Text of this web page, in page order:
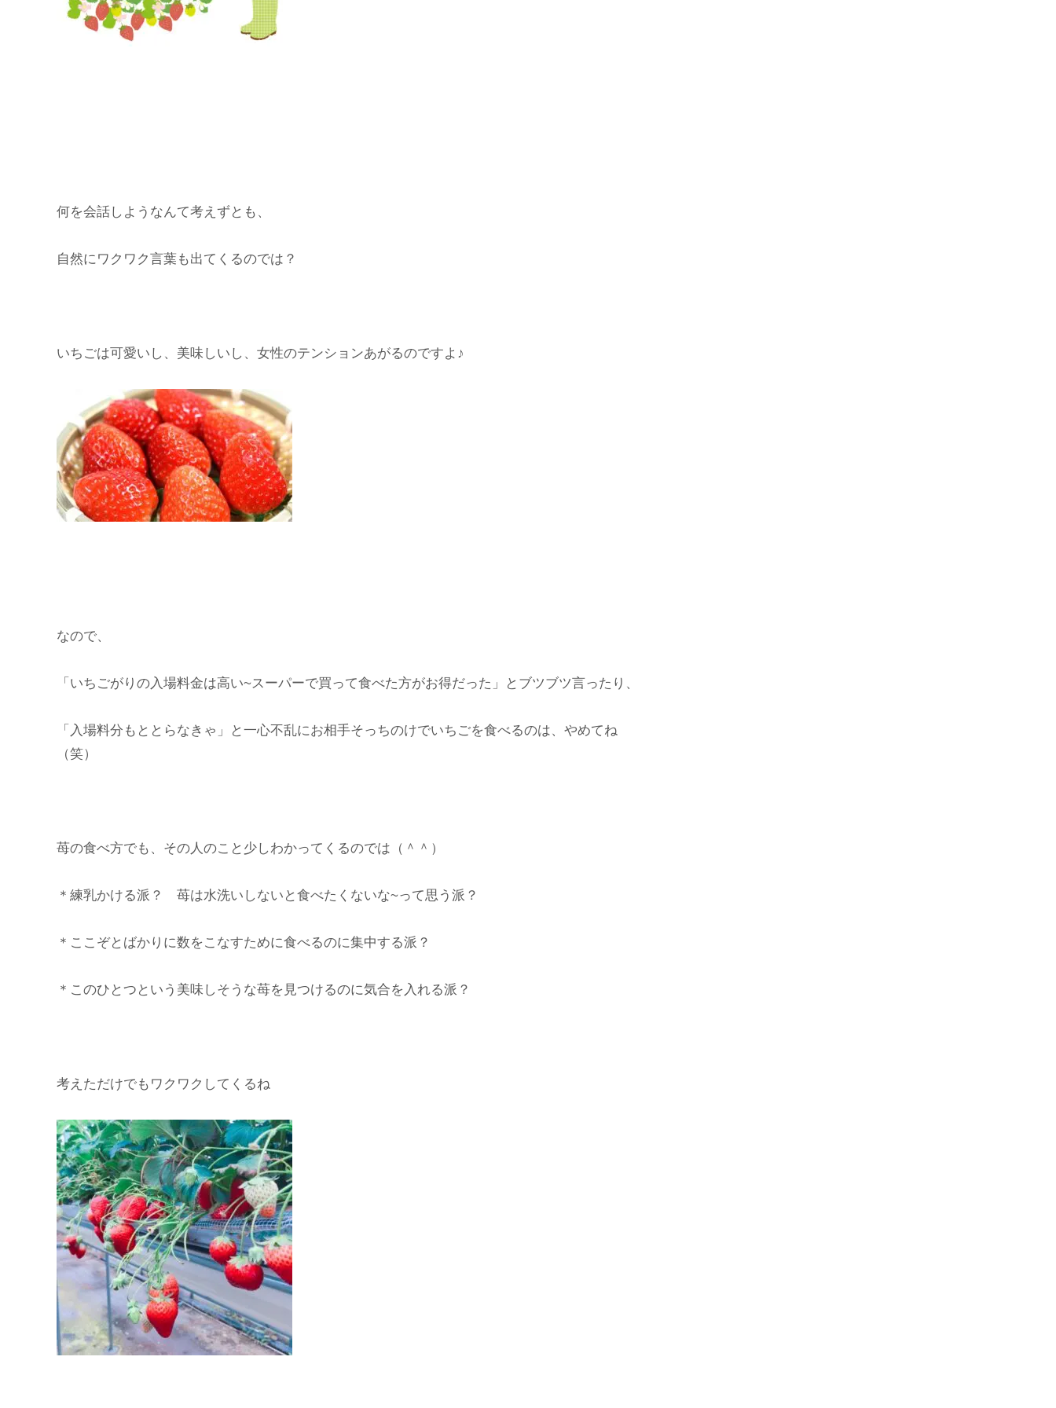
何を会話しようなんて考えずとも、
自然にワクワク言葉も出てくるのでは？
いちごは可愛いし、美味しいし、女性のテンションあがるのですよ♪
なので、
「いちごがりの入場料金は高い~スーパーで買って食べた方がお得だった」とブツブツ言ったり、
「入場料分もととらなきゃ」と一心不乱にお相手そっちのけでいちごを食べるのは、やめてね
（笑）
苺の食べ方でも、その人のこと少しわかってくるのでは（＾＾）
＊練乳かける派？ 苺は水洗いしないと食べたくないな~って思う派？
＊ここぞとばかりに数をこなすために食べるのに集中する派？
＊このひとつという美味しそうな苺を見つけるのに気合を入れる派？
考えただけでもワクワクしてくるね